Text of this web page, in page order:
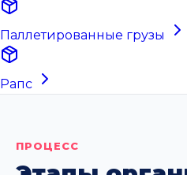
Паллетированные грузы
Рапс
ПРОЦЕСС